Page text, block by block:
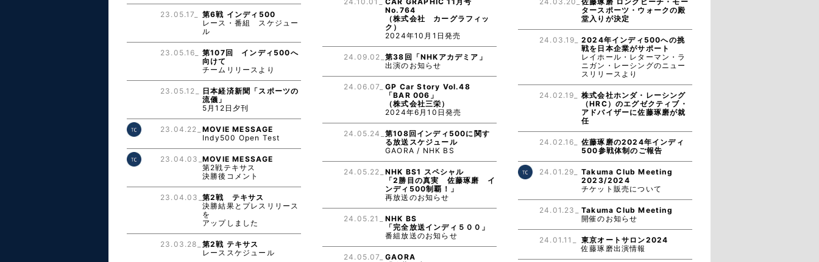
23.05.17_
第6戦 インディ500
レース・番組 スケジュー
ル
23.05.16_
第107回 インディ500へ
向けて
チームリリースより
23.05.12_
日本経済新聞「スポーツの
流儀」
5月12日夕刊
23.04.22_
MOVIE MESSAGE
Indy500 Open Test
23.04.03_ MOVIE MESSAGE
第2戦テキサス
決勝後コメント
23.04.03_ 第2戦 テキサス
決勝結果とプレスリリース
を
アップしました
23.03.28_
第2戦 テキサス
レーススケジュール
No.764
（株式会社 カーグラフィッ
ク）
2024年10月1日発売
24.09.02_ 第38回「NHKアカデミア」
出演のお知らせ
24.06.07_
GP Car Story Vol.48
「BAR 006」
（株式会社三栄）
2024年6月10日発売
24.05.24_ 第108回インディ500に関す
る放送スケジュール
GAORA / NHK BS
24.05.22_
NHK BS1 スペシャル
「2勝目の真実 佐藤琢磨 イ
ンディ500制覇！」
再放送のお知らせ
24.05.21_
NHK BS
「完全放送インディ５００」
番組放送のお知らせ
24.05.07_
GAORA
タースポーツ・ウォークの殿
堂入りが決定
24.03.19_
2024年インディ500への挑
戦を日本企業がサポート
レイホール・レターマン・ラ
ニガン・レーシングのニュー
スリリースより
24.02.19_
株式会社ホンダ・レーシング
（HRC）のエグゼクティブ・
アドバイザーに佐藤琢磨が就
任
24.02.16_
佐藤琢磨の2024年インディ
500参戦体制のご報告
24.01.29_
Takuma Club Meeting
2023/2024
チケット販売について
24.01.23_
Takuma Club Meeting
開催のお知らせ
24.01.11_
東京オートサロン2024
佐藤琢磨出演情報